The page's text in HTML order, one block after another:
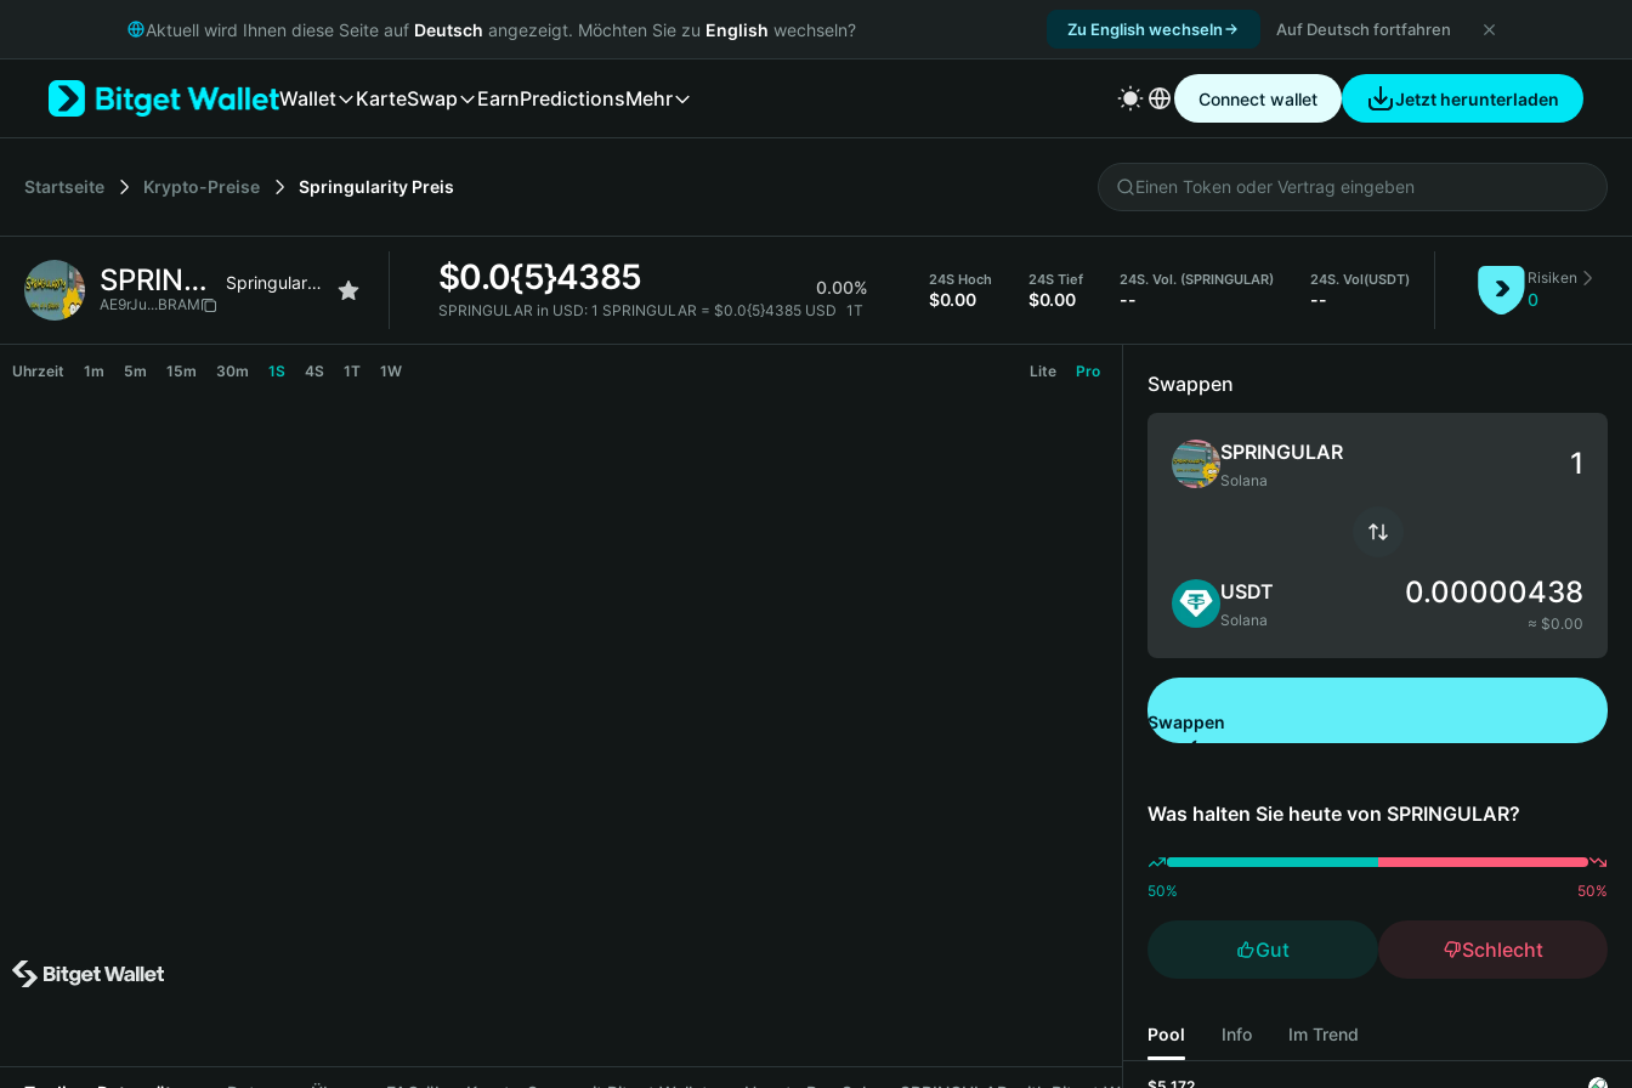
Русский
Italiano
简体中文
繁體中文
Bahasa Indonesia
Aktuell wird Ihnen diese Seite auf Deutsch angezeigt. Möchten Sie zu English wechseln? Zu English wechseln Auf Deutsch fortfahren
Wallet KarteSwap EarnPredictionsMehr Connect wallet Jetzt herunterladen
Startseite Krypto-Preise Springularity Preis
SPRINGULAR Springularity
AE9rJu...BRAM
$0.0{5}4385 0.00%
SPRINGULAR in USD: 1 SPRINGULAR = $0.0{5}4385 USD 1T
24S Hoch
$0.00
24S Tief
$0.00
24S. Vol. (SPRINGULAR)
--
24S. Vol(USDT)
--
Risiken
0
Uhrzeit 1m 5m 15m 30m 1S 4S 1T 1W Lite Pro
Swappen
SPRINGULAR
Solana
USDT
Solana
0.00000438
≈ $0.00
Swappen
Was halten Sie heute von SPRINGULAR?
50% 50%
Gut Schlecht
Pool Info Im Trend